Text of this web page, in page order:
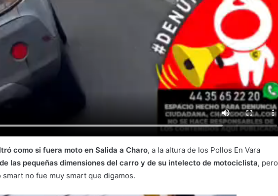
como si fuera moto en Salida a Charo, a la altura de los Pollos En Vara
las pequeñas dimensiones del carro y de su intelecto de motociclista, pero
no fue muy smart que digamos.